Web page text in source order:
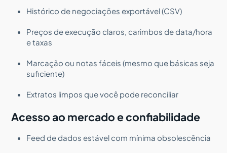
Histórico de negociações exportável (CSV)
Preços de execução claros, carimbos de data/hora
e taxas
Marcação ou notas fáceis (mesmo que básicas seja
suficiente)
Extratos limpos que você pode reconciliar
Acesso ao mercado e confiabilidade
Feed de dados estável com mínima obsolescência